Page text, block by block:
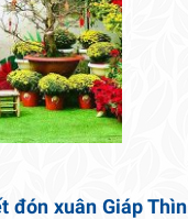
đón xuân Giáp Thìn